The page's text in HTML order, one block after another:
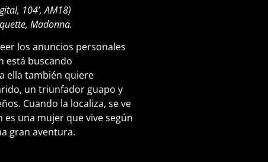
104’, AM18)
Madonna.
los anuncios personales
está buscando
ella también quiere
un triunfador guapo y
Cuando la localiza, se ve
es una mujer que vive según
gran aventura.